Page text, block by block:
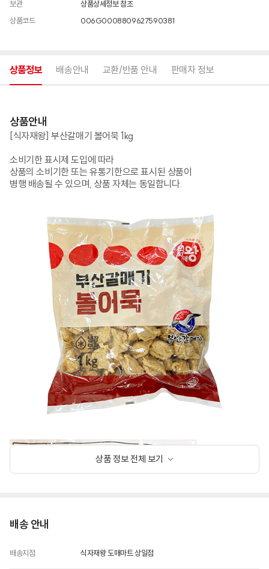
보관
상품상세정보 참조
상품코드
006G0008809627590381
상품정보 배송안내 교환/반품 안내 판매자 정보
상품안내
[식자재왕] 부산갈매기 볼어묵 1kg
소비기한 표시제 도입에 따라
상품의 소비기한 또는 유통기한으로 표시된 상품이
병행 배송될 수 있으며, 상품 자체는 동일합니다.
상품 정보 전체 보기
배송 안내
배송지점 식자재왕 도매마트 상일점